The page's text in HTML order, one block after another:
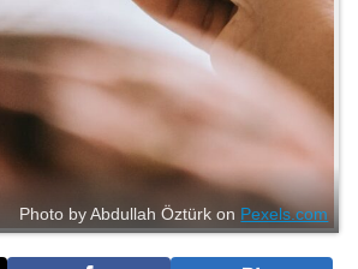
Photo by Abdullah Öztürk on Pexels.com